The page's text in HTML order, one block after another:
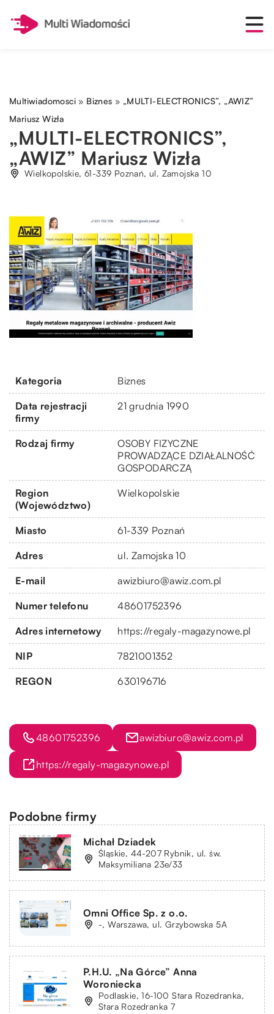
Multiwiadomosci » Biznes » „MULTI-ELECTRONICS”, „AWIZ”
Mariusz Wizła
„MULTI-ELECTRONICS”,
„AWIZ” Mariusz Wizła
Wielkopolskie, 61-339 Poznań, ul. Zamojska 10
Kategoria Biznes
Data rejestracji
firmy
21 grudnia 1990
Rodzaj firmy
OSOBY FIZYCZNE
PROWADZĄCE DZIAŁALNOŚĆ
GOSPODARCZĄ
Region
(Województwo)
Wielkopolskie
Miasto 61-339 Poznań
Adres ul. Zamojska 10
E-mail awizbiuro@awiz.com.pl
Numer telefonu 48601752396
Adres internetowy https://regaly-magazynowe.pl
NIP 7821001352
REGON 630196716
48601752396 awizbiuro@awiz.com.pl
https://regaly-magazynowe.pl
Podobne firmy
Michał Dziadek
Śląskie, 44-207 Rybnik, ul. św.
Maksymiliana 23e/33
Omni Office Sp. z o.o.
-, Warszawa, ul. Grzybowska 5A
P.H.U. „Na Górce” Anna
Woroniecka
Podlaskie, 16-100 Stara Rozedranka,
Stara Rozedranka 7